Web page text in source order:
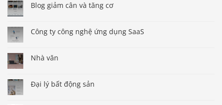
Blog giảm cân và tăng cơ
Công ty công nghệ ứng dụng SaaS
Nhà văn
Đại lý bất động sản